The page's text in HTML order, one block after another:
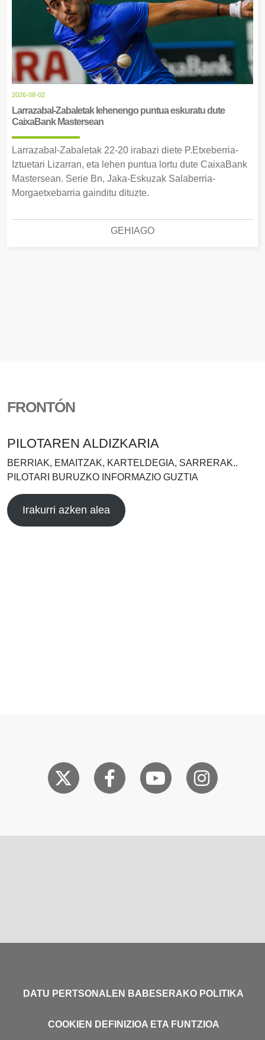
2026-08-02
Larrazabal-Zabaletak lehenengo puntua eskuratu dute
CaixaBank Mastersean
Larrazabal-Zabaletak 22-20 irabazi diete P.Etxeberria-
Iztuetari Lizarran, eta lehen puntua lortu dute CaixaBank
Mastersean. Serie Bn, Jaka-Eskuzak Salaberria-
Morgaetxebarria gainditu dituzte.
GEHIAGO
FRONTÓN
PILOTAREN ALDIZKARIA
BERRIAK, EMAITZAK, KARTELDEGIA, SARRERAK..
PILOTARI BURUZKO INFORMAZIO GUZTIA
Irakurri azken alea
DATU PERTSONALEN BABESERAKO POLITIKA
COOKIEN DEFINIZIOA ETA FUNTZIOA